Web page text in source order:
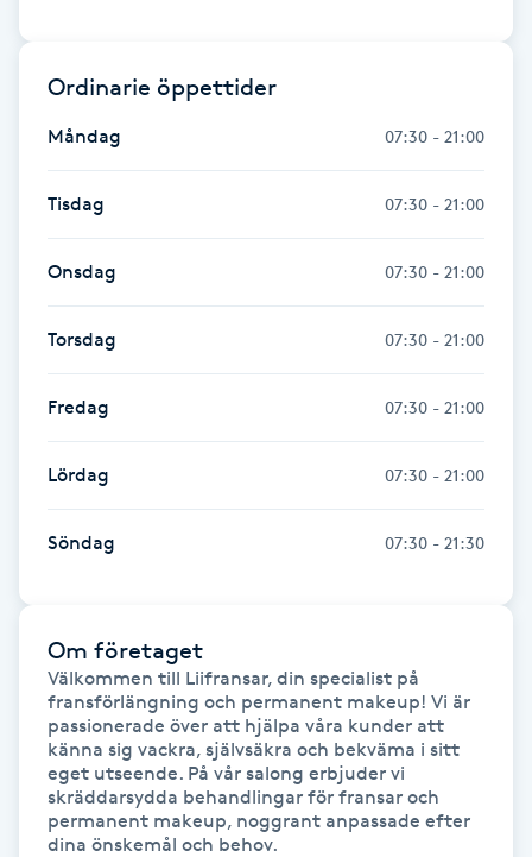
Fransförlängning Volym
Fransk manikyr
Fransrengöring
Frekvensterapi
Friskvård
Friskvårdsmassage
Frisör
Funktionsanalys
Färgning
Föning
Gel naglar
Gelenaglar
Ordinarie öppettider
Måndag 07:30 - 21:00
Tisdag 07:30 - 21:00
Onsdag 07:30 - 21:00
Torsdag 07:30 - 21:00
Fredag 07:30 - 21:00
Lördag 07:30 - 21:00
Söndag 07:30 - 21:30
Om företaget
Välkommen till Liifransar, din specialist på
fransförlängning och permanent makeup! Vi är
passionerade över att hjälpa våra kunder att
känna sig vackra, självsäkra och bekväma i sitt
eget utseende. På vår salong erbjuder vi
skräddarsydda behandlingar för fransar och
permanent makeup, noggrant anpassade efter
dina önskemål och behov.